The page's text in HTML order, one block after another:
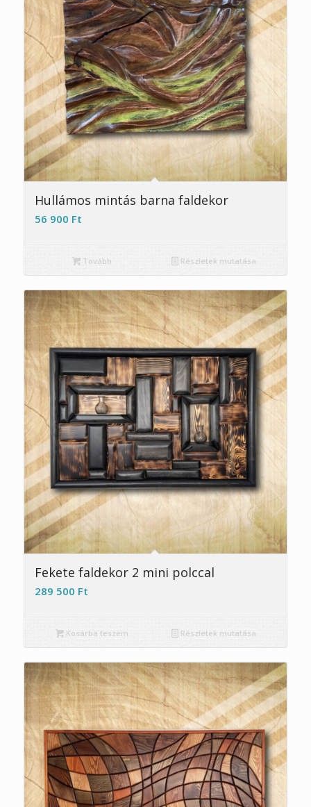
Hullámos mintás barna faldekor
56 900 Ft
Tovább Részletek mutatása
Fekete faldekor 2 mini polccal
289 500 Ft
Kosárba teszem Részletek mutatása